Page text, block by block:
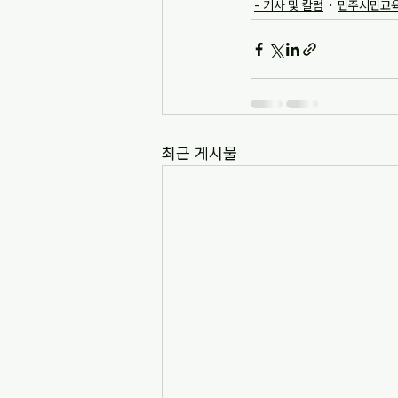
- 기사 및 칼럼 민주시민교
최근 게시물